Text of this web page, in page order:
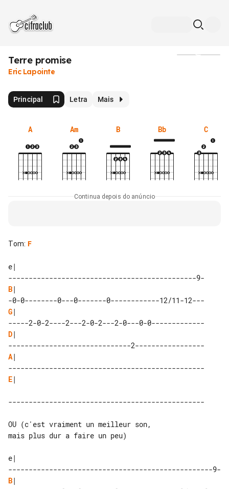
Terre promise
Eric Lapointe
Principal Letra Mais
A Am B Bb C
Continua depois do anúncio
Tom: F
e|
B|
G|
D|
A|
E|
------------------------------------------------
OU (c'est vraiment un meilleur son,
mais plus dur a faire un peu)
e|
B|